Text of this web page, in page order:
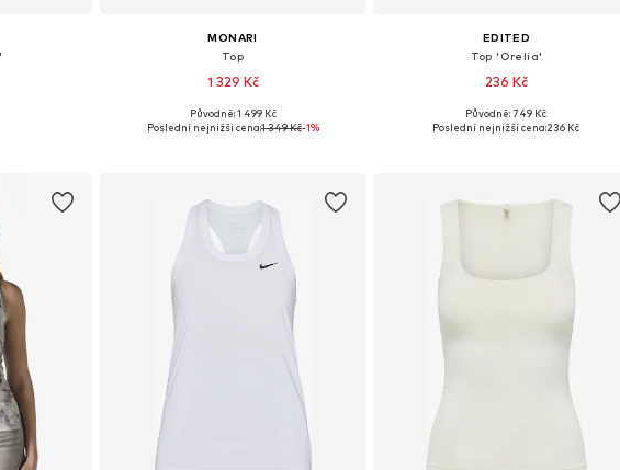
MONARI
Top
1 329 Kč
Dostupné velikosti: XS, S, M, L
Původně: 1 499 Kč
Poslední nejnižší cena:1 349 Kč-1%
EDITED
Top 'Orelia'
236 Kč
+8
Dostupné velikosti: S, M
Původně: 749 Kč
Poslední nejnižší cena:236 Kč